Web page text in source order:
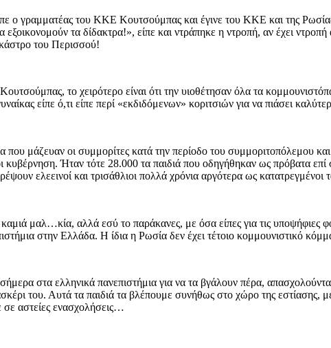
ο γραμματέας του ΚΚΕ Κουτσούμπας και έγινε του ΚΚΕ και της
εξοικονομούν τα δίδακτρα!», είπε και ντράπηκε η ντροπή, αν έχει
του Περισσού!
το χειρότερο είναι ότι την υιοθέτησαν όλα τα
είπε ό,τι είπε περί «εκδιδόμενων» κοριτσιών για να πιάσει
που μάζευαν οι συμμορίτες κατά την περίοδο του συμμοριτοπόλεμου
κυβέρνηση. Ήταν τότε 28.000 τα παιδιά που οδηγήθηκαν ως πρόβατα
ελεεινοί και τρισάθλιοι πολλά χρόνια αργότερα ως
μαλ…κία, αλλά εσύ το παράκανες, με όσα είπες για τις υποψήφιες
στην Ελλάδα. Η ίδια η Ρωσία δεν έχει τέτοιο κομμουνιστικό
στα ελληνικά πανεπιστήμια για να τα βγάλουν πέρα,
του. Αυτά τα παιδιά τα βλέπουμε συνήθως στο χώρο της
σε αστείες ενασχολήσεις…